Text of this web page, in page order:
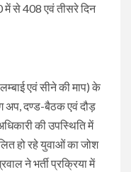
से 408 एवं तीसरे दिन
एवं सीने की माप) के
अप, दण्ड-बैठक एवं दौड़
की उपस्थिति में
हो रहे युवाओं का जोश
ने भर्ती प्रक्रिया में